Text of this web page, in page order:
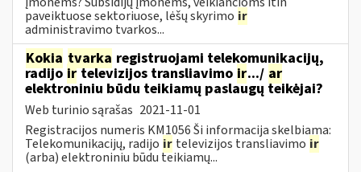
paveiktuose sektoriuose, lėšų skyrimo ir
administravimo tvarkos...
Kokia tvarka registruojami telekomunikacijų,
radijo irtelevizijos transliavimo ir.../ ar
elektroniniu būdu teikiamų paslaugų teikėjai?
Web turinio sąrašas 2021-11-01
Registracijos numeris KM1056 Ši informacija skelbiama:
Telekomunikacijų, radijo ir televizijos transliavimo ir
(arba) elektroniniu būdu teikiamų...